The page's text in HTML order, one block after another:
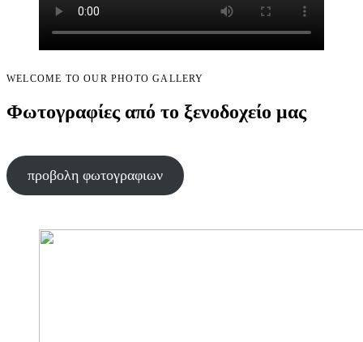
WELCOME TO OUR PHOTO GALLERY
Φωτογραφίες από το ξενοδοχείο μας
προβολη φωτογραφιων